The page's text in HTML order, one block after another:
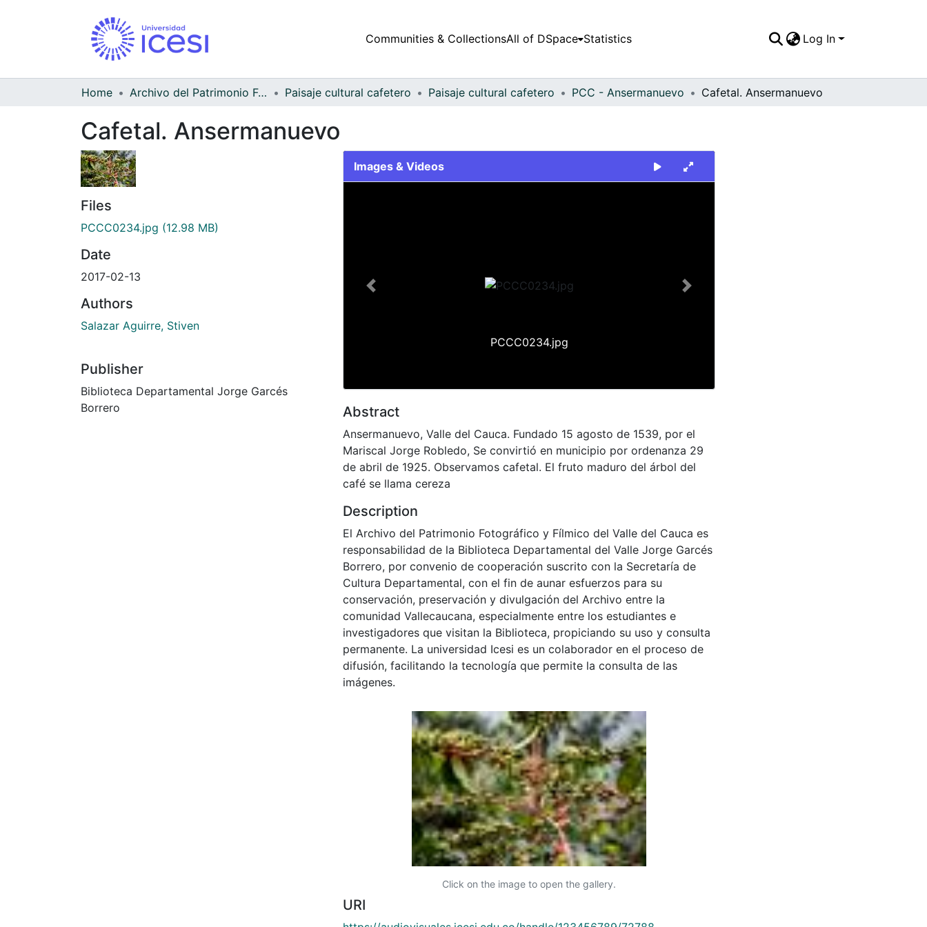
Communities & CollectionsAll of DSpace Statistics Log In
Home Archivo del Patrimonio Fotográfico y Fílmico del Valle del Cauca Paisaje cultural cafetero Paisaje cultural cafetero PCC - Ansermanuevo Cafetal. Ansermanuevo
Cafetal. Ansermanuevo
Files
PCCC0234.jpg (12.98 MB)
Date
2017-02-13
Authors
Salazar Aguirre, Stiven
Publisher
Biblioteca Departamental Jorge Garcés
Borrero
Images & Videos
PCCC0234.jpg
Previous Next
Abstract
Ansermanuevo, Valle del Cauca. Fundado 15 agosto de 1539, por el
Mariscal Jorge Robledo, Se convirtió en municipio por ordenanza 29
de abril de 1925. Observamos cafetal. El fruto maduro del árbol del
café se llama cereza
Description
El Archivo del Patrimonio Fotográfico y Fílmico del Valle del Cauca es
responsabilidad de la Biblioteca Departamental del Valle Jorge Garcés
Borrero, por convenio de cooperación suscrito con la Secretaría de
Cultura Departamental, con el fin de aunar esfuerzos para su
conservación, preservación y divulgación del Archivo entre la
comunidad Vallecaucana, especialmente entre los estudiantes e
investigadores que visitan la Biblioteca, propiciando su uso y consulta
permanente. La universidad Icesi es un colaborador en el proceso de
difusión, facilitando la tecnología que permite la consulta de las
imágenes.
Click on the image to open the gallery.
URI